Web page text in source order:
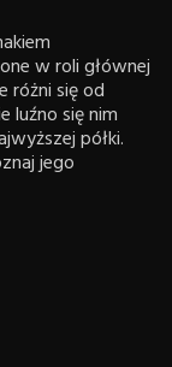
w roli głównej
różni się od
luźno się nim
półki.
jego